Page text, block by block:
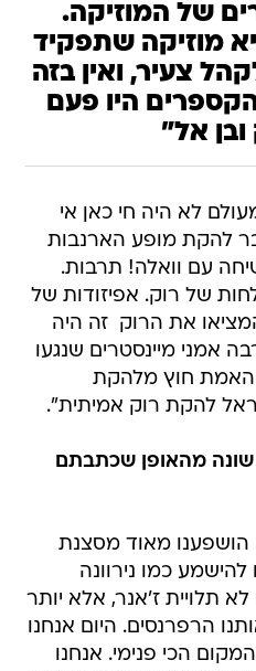
של המוזיקה.
מוזיקה שתפקיד
צעיר, ואין בזה
היו פעם
אל"
לא היה חי כאן אי
להקת מופע הארנבות
עם וואלה! תרבות.
של רוק. אפיזודות של
את הרוק  זה היה
אמני מיינסטרים שנגעו
האמת חוץ מלהקת
להקת רוק אמיתית".
שונה מהאופן שכתבתם
הושפענו מאוד מסצנת
כמו נירוונה
תלויית ז'אנר, אלא יותר
הרפרנסים. היום אנחנו
הכי פנימי. אנחנו